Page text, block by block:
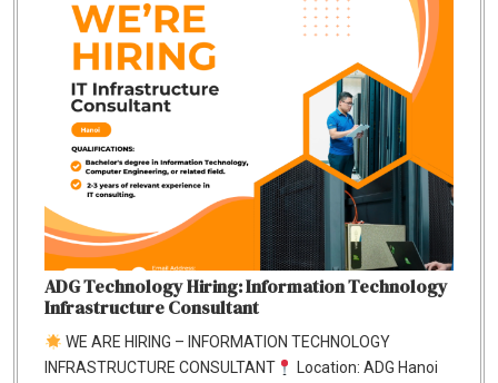
ADG Technology Hiring: Information Technology
Infrastructure Consultant
WE ARE HIRING – INFORMATION TECHNOLOGY
INFRASTRUCTURE CONSULTANT
Location: ADG Hanoi